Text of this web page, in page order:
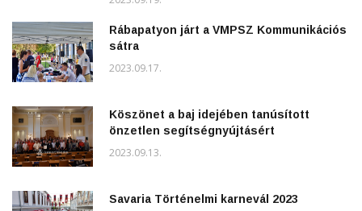
Rábapatyon járt a VMPSZ Kommunikációs
sátra
2023.09.17.
Köszönet a baj idejében tanúsított
önzetlen segítségnyújtásért
2023.09.13.
Savaria Történelmi karnevál 2023